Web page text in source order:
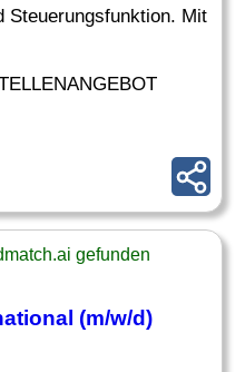
Steuerungsfunktion. Mit
gefunden
(m/w/d)